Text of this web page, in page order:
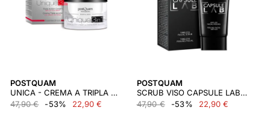
POSTQUAM
UNICA - CREMA A TRIPLA AZIONE 50 ML.
47,90 €
-53% 22,90 €
POSTQUAM
SCRUB VISO CAPSULE LAB 75ML
47,90 €
-53% 22,90 €